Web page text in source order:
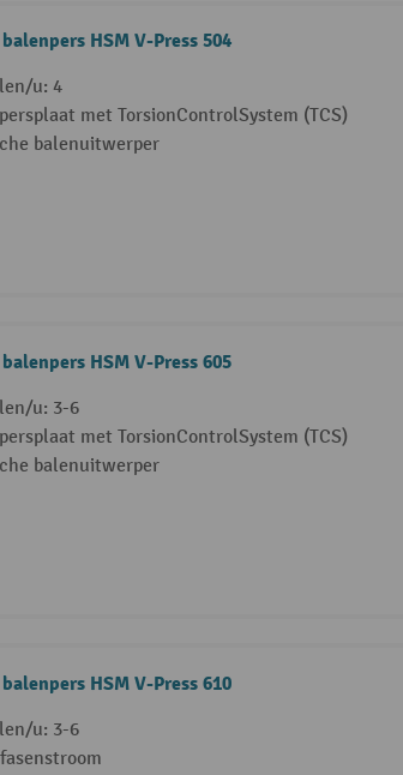
HSM V-Press 504
u: 4
met TorsionControlSystem (TCS)
balenuitwerper
HSM V-Press 605
u: 3-6
met TorsionControlSystem (TCS)
balenuitwerper
HSM V-Press 610
u: 3-6